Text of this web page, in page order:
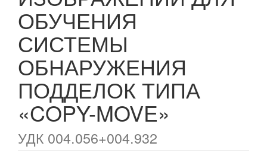
ОБУЧЕНИЯ
СИСТЕМЫ
ОБНАРУЖЕНИЯ
ПОДДЕЛОК ТИПА
«COPY-MOVE»
УДК 004.056+004.932